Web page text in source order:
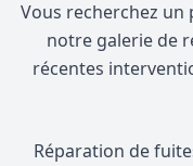
Vous recherchez un
notre galerie de
récentes
Réparation de